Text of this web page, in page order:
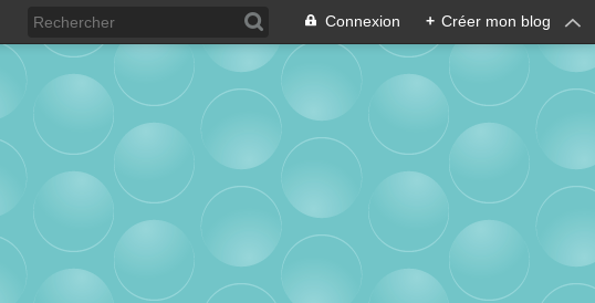
Connexion + Créer mon blog